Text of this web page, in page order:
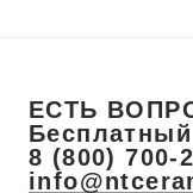
ЕСТЬ
8 (800) 700-